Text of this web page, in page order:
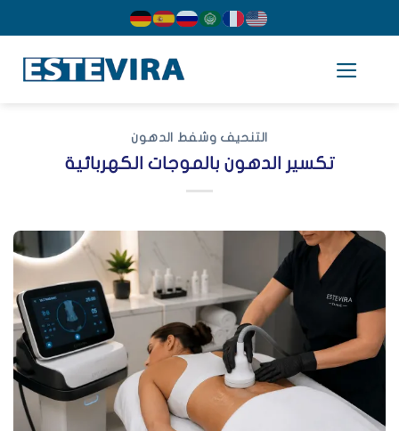
التنحيف وشفط الدهون
تكسير الدهون بالموجات الكهربائية